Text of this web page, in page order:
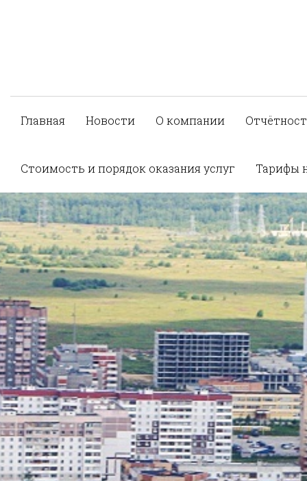
Главная Новости О компании
Стоимость и порядок оказания услуг Тарифы